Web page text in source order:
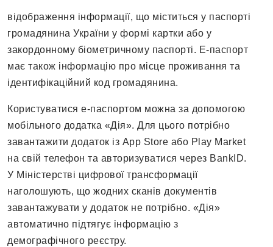
відображення інформації, що міститься у паспорті
громадянина України у формі картки або у
закордонному біометричному паспорті. Е-паспорт
має також інформацію про місце проживання та
ідентифікаційний код громадянина.
Користуватися е-паспортом можна за допомогою
мобільного додатка «Дія». Для цього потрібно
завантажити додаток із App Store або Play Market
на свій телефон та авторизуватися через BankID.
У Міністерстві цифрової трансформації
наголошують, що жодних сканів документів
завантажувати у додаток не потрібно. «Дія»
автоматично підтягує інформацію з
демографічного реєстру.